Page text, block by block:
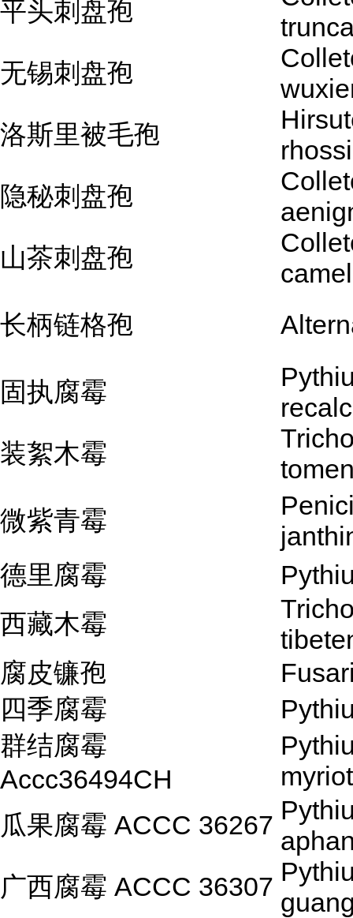
平头刺盘孢
无锡刺盘孢
洛斯里被毛孢
隐秘刺盘孢
山茶刺盘孢
长柄链格孢
固执腐霉
装絮木霉
微紫青霉
德里腐霉
西藏木霉
腐皮镰孢
四季腐霉
群结腐霉
Accc36494CH
瓜果腐霉 ACCC 36267
广西腐霉 ACCC 36307